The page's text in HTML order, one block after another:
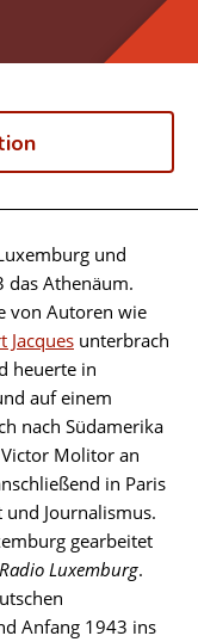
und
das Athenäum.
von Autoren wie
Jacques unterbrach
heuerte in
auf einem
nach Südamerika
Molitor an
in Paris
Journalismus.
gearbeitet
Radio Luxemburg.
Anfang 1943 ins